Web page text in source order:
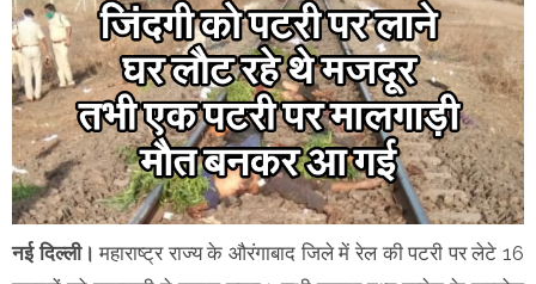
नई दिल्ली। महाराष्ट्र राज्य के औरंगाबाद जिले में रेल की पटरी पर लेटे 16